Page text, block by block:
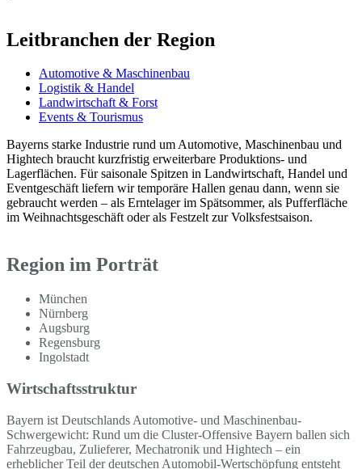
Leitbranchen der Region
Automotive & Maschinenbau
Logistik & Handel
Landwirtschaft & Forst
Events & Tourismus
Bayerns starke Industrie rund um Automotive, Maschinenbau und
Hightech braucht kurzfristig erweiterbare Produktions- und
Lagerflächen. Für saisonale Spitzen in Landwirtschaft, Handel und
Eventgeschäft liefern wir temporäre Hallen genau dann, wenn sie
gebraucht werden – als Erntelager im Spätsommer, als Pufferfläche
im Weihnachtsgeschäft oder als Festzelt zur Volksfestsaison.
Region im Porträt
München
Nürnberg
Augsburg
Regensburg
Ingolstadt
Wirtschaftsstruktur
Bayern ist Deutschlands Automotive- und Maschinenbau-
Schwergewicht: Rund um die Cluster-Offensive Bayern ballen sich
Fahrzeugbau, Zulieferer, Mechatronik und Hightech – ein
erheblicher Teil der deutschen Automobil-Wertschöpfung entsteht